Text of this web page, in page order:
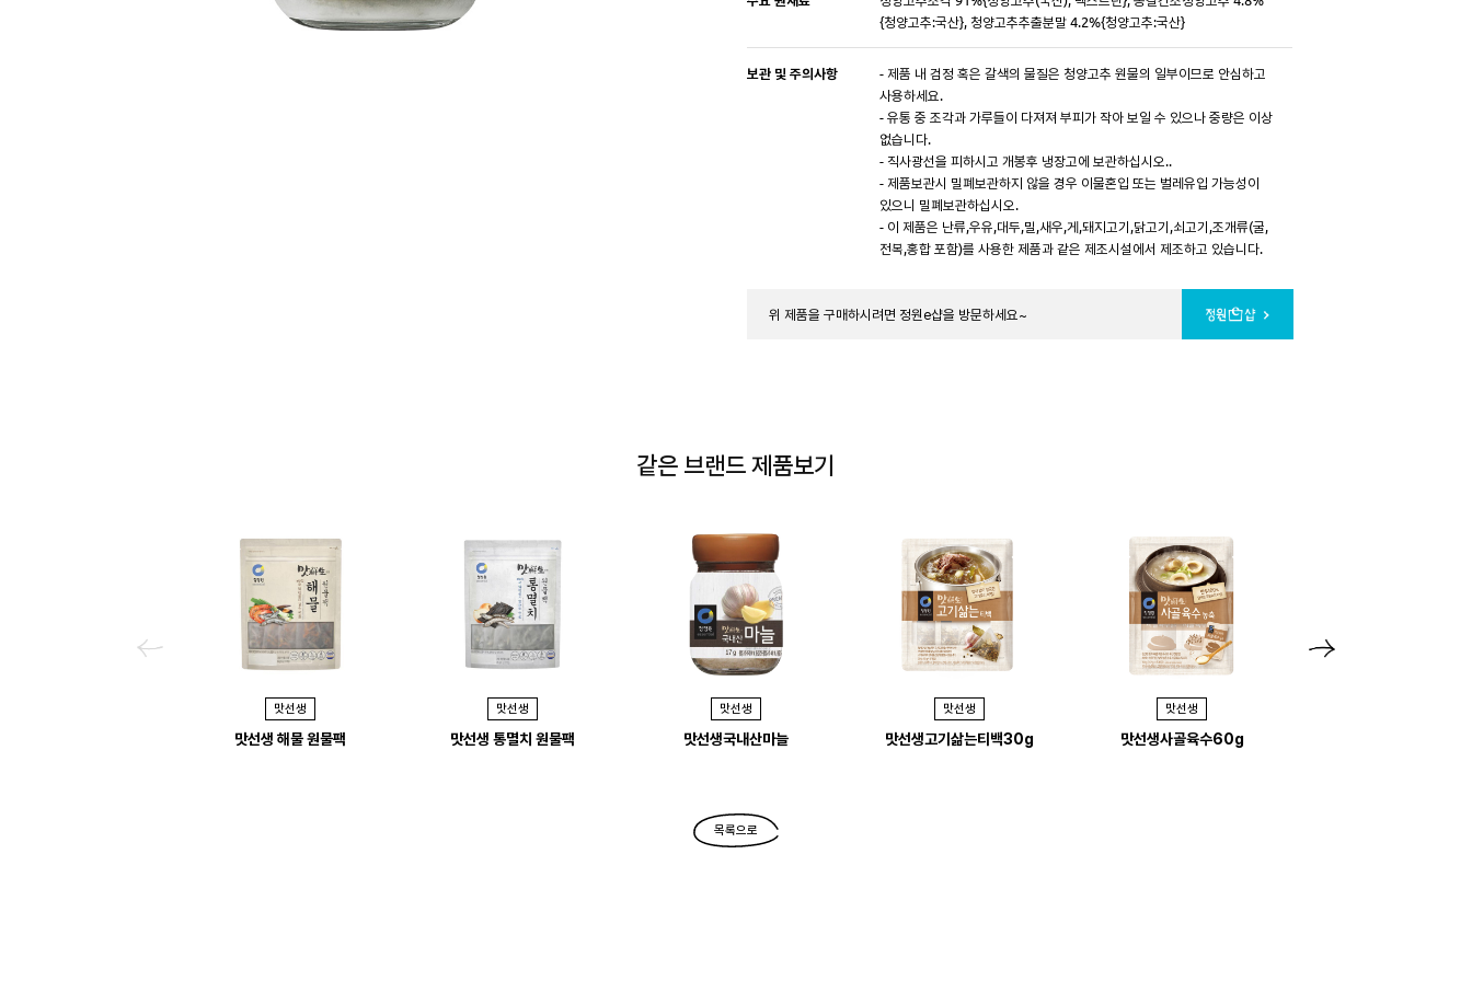
{청양고추:국산}, 청양고추추출분말 4.2%{청양고추:국산}
보관 및 주의사항
- 제품 내 검정 혹은 갈색의 물질은 청양고추 원물의 일부이므로 안심하고
사용하세요.
- 유통 중 조각과 가루들이 다져져 부피가 작아 보일 수 있으나 중량은 이상
없습니다.
- 직사광선을 피하시고 개봉후 냉장고에 보관하십시오..
- 제품보관시 밀폐보관하지 않을 경우 이물혼입 또는 벌레유입 가능성이
있으니 밀폐보관하십시오.
- 이 제품은 난류,우유,대두,밀,새우,게,돼지고기,닭고기,쇠고기,조개류(굴,
전복,홍합 포함)를 사용한 제품과 같은 제조시설에서 제조하고 있습니다.
위 제품을 구매하시려면 정원e샵을 방문하세요~
같은 브랜드 제품보기
맛선생
맛선생 해물 원물팩
맛선생
맛선생 통멸치 원물팩
맛선생
맛선생국내산마늘
맛선생
맛선생고기삶는티백30g
맛선생
맛선생사골육수60g
P
N
목록으로